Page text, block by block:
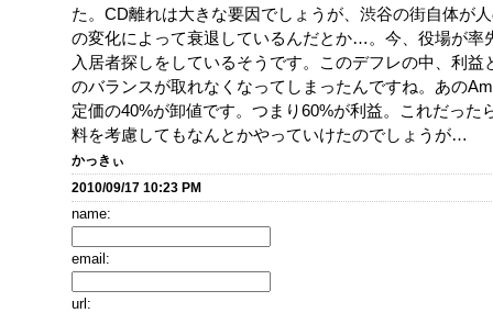
た。CD離れは大きな要因でしょうが、渋谷の街自体が
の変化によって衰退しているんだとか…。今、役場が率
入居者探しをしているそうです。このデフレの中、利益
のバランスが取れなくなってしまったんですね。あの
定価の40%が卸値です。つまり60%が利益。これだった
料を考慮してもなんとかやっていけたのでしょうが…
かっきぃ
2010/09/17 10:23 PM
name:
email:
url: